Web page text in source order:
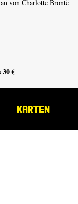
von Charlotte Brontë
30 €
KARTEN